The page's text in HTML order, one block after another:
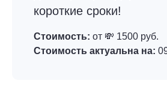
короткие сроки!
Стоимость: от 💸 1500 руб.
Стоимость актуальна на: